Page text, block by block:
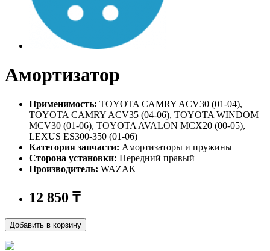
Амортизатор
Применимость: TOYOTA CAMRY ACV30 (01-04),
TOYOTA CAMRY ACV35 (04-06), TOYOTA WINDOM
MCV30 (01-06), TOYOTA AVALON MCX20 (00-05),
LEXUS ES300-350 (01-06)
Категория запчасти: Амортизаторы и пружины
Сторона установки: Передний правый
Производитель: WAZAK
12 850 ₸
Добавить в корзину